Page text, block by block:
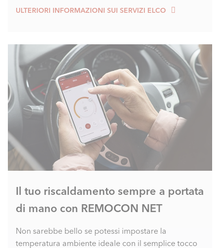
ULTERIORI INFORMAZIONI SUI SERVIZI ELCO
Il tuo riscaldamento sempre a portata
di mano con REMOCON NET
Non sarebbe bello se potessi impostare la
temperatura ambiente ideale con il semplice tocco